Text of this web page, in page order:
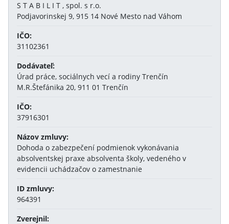
S T A B I L I T , spol. s r.o.
Podjavorinskej 9, 915 14 Nové Mesto nad Váhom
IČO:
31102361
Dodávateľ:
Úrad práce, sociálnych vecí a rodiny Trenčín
M.R.Štefánika 20, 911 01 Trenčín
IČO:
37916301
Názov zmluvy:
Dohoda o zabezpečení podmienok vykonávania
absolventskej praxe absolventa školy, vedeného v
evidencii uchádzačov o zamestnanie
ID zmluvy:
964391
Zverejnil: